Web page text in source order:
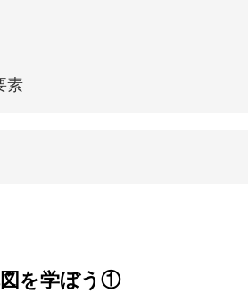
へのイメージを膨らませていき
素
を学ぼう①